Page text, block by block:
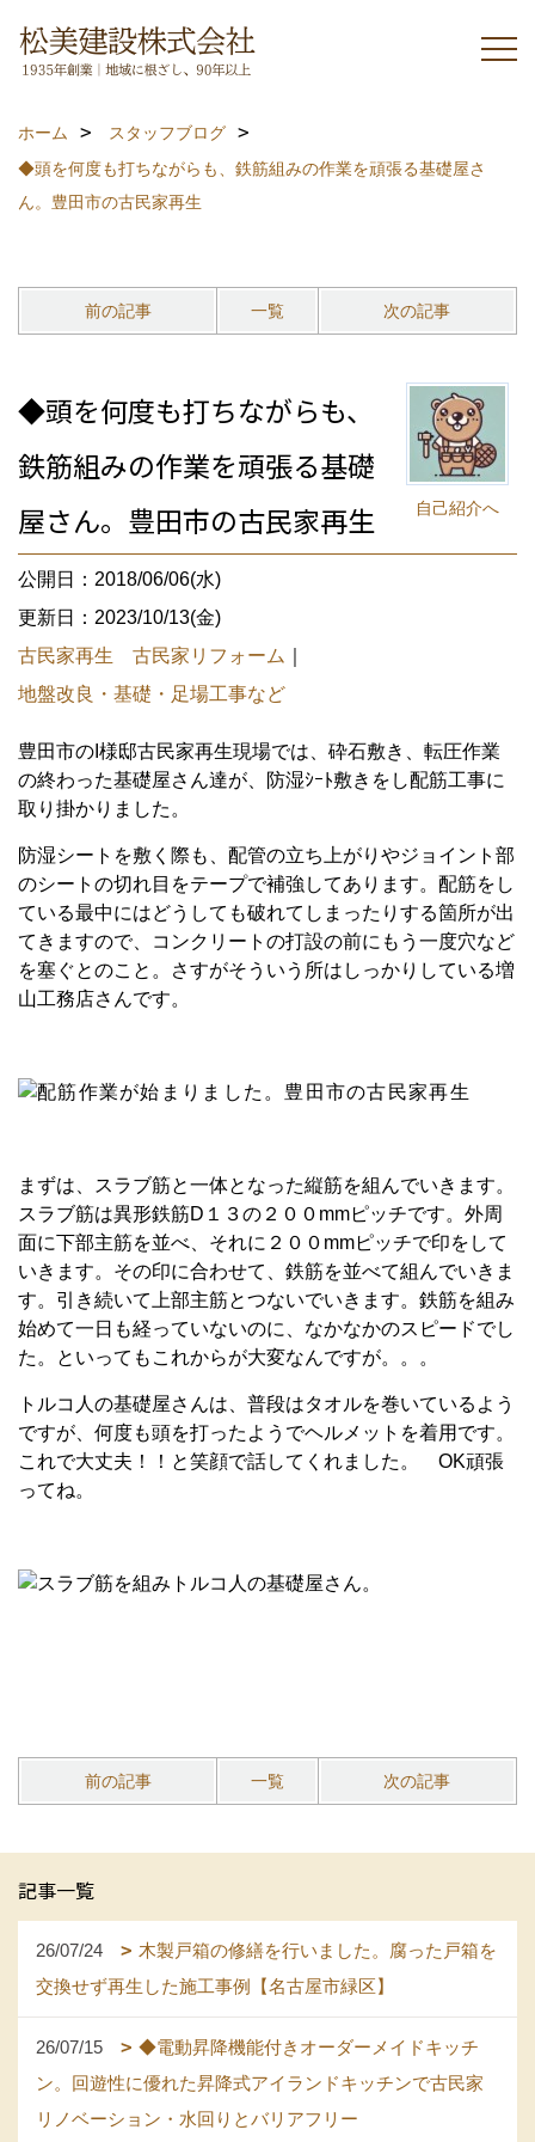
ホーム
スタッフブログ
◆頭を何度も打ちながらも、鉄筋組みの作業を頑張る基礎屋さ
ん。豊田市の古民家再生
前の記事 一覧 次の記事
自己紹介へ
◆頭を何度も打ちながらも、
鉄筋組みの作業を頑張る基礎
屋さん。豊田市の古民家再生
公開日：2018/06/06(水)
更新日：2023/10/13(金)
古民家再生 古民家リフォーム
地盤改良・基礎・足場工事など
豊田市のI様邸古民家再生現場では、砕石敷き、転圧作業
の終わった基礎屋さん達が、防湿ｼｰﾄ敷きをし配筋工事に
取り掛かりました。
防湿シートを敷く際も、配管の立ち上がりやジョイント部
のシートの切れ目をテープで補強してあります。配筋をし
ている最中にはどうしても破れてしまったりする箇所が出
てきますので、コンクリートの打設の前にもう一度穴など
を塞ぐとのこと。さすがそういう所はしっかりしている増
山工務店さんです。
まずは、スラブ筋と一体となった縦筋を組んでいきます。
スラブ筋は異形鉄筋D１３の２００mmピッチです。外周
面に下部主筋を並べ、それに２００mmピッチで印をして
いきます。その印に合わせて、鉄筋を並べて組んでいきま
す。引き続いて上部主筋とつないでいきます。鉄筋を組み
始めて一日も経っていないのに、なかなかのスピードでし
た。といってもこれからが大変なんですが。。。
トルコ人の基礎屋さんは、普段はタオルを巻いているよう
ですが、何度も頭を打ったようでヘルメットを着用です。
これで大丈夫！！と笑顔で話してくれました。 OK頑張
ってね。
前の記事 一覧 次の記事
記事一覧
26/07/24
木製戸箱の修繕を行いました。腐った戸箱を
交換せず再生した施工事例【名古屋市緑区】
26/07/15
◆電動昇降機能付きオーダーメイドキッチ
ン。回遊性に優れた昇降式アイランドキッチンで古民家
リノベーション・水回りとバリアフリー